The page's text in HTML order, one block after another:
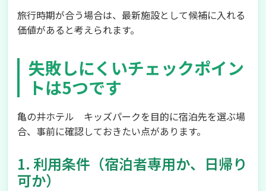
旅行時期が合う場合は、最新施設として候補に入れる
価値があると考えられます。
失敗しにくいチェックポイン
トは5つです
亀の井ホテル キッズパークを目的に宿泊先を選ぶ場
合、事前に確認しておきたい点があります。
1. 利用条件（宿泊者専用か、日帰り
可か）